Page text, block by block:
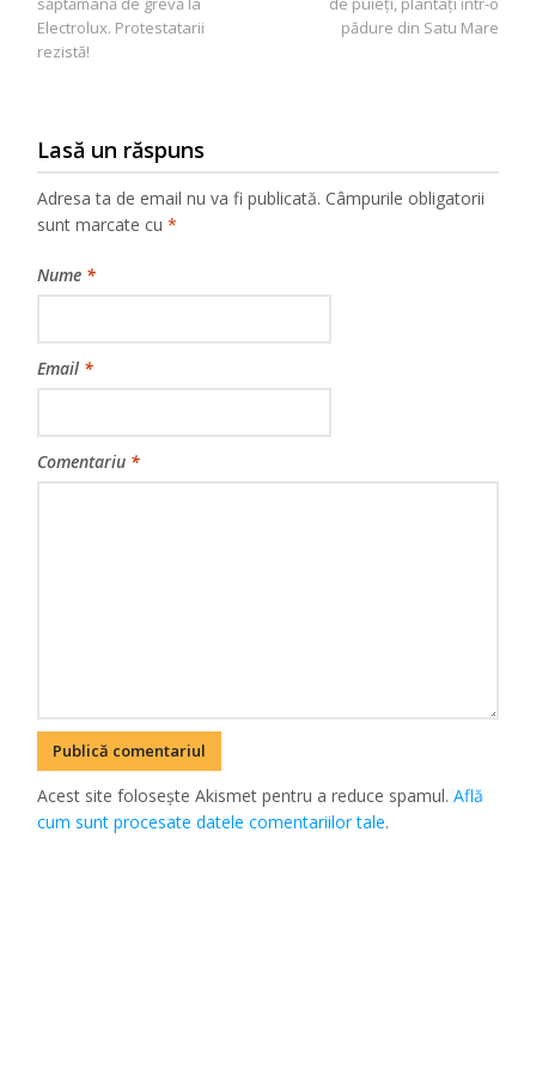
articole
pădure din Satu Mare
Electrolux. Protestatarii
rezistă!
Lasă un răspuns
Adresa ta de email nu va fi publicată. Câmpurile obligatorii
sunt marcate cu*
Nume *
Email *
Comentariu *
Acest site folosește Akismet pentru a reduce spamul.Află
cum sunt procesate datele comentariilor tale.